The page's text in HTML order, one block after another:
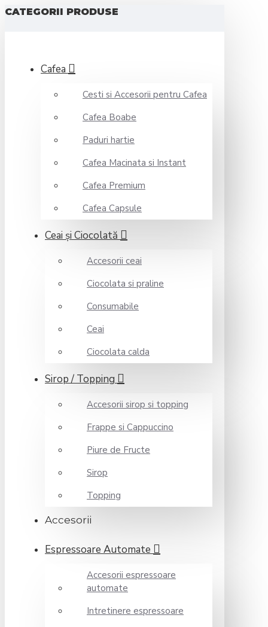
CATEGORII PRODUSE
Cafea
Cesti si Accesorii pentru Cafea
Cafea Boabe
Paduri hartie
Cafea Macinata si Instant
Cafea Premium
Cafea Capsule
Ceai şi Ciocolată
Accesorii ceai
Ciocolata si praline
Consumabile
Ceai
Ciocolata calda
Sirop / Topping
Accesorii sirop si topping
Frappe si Cappuccino
Piure de Fructe
Sirop
Topping
Accesorii
Espressoare Automate
Accesorii espressoare
automate
Intretinere espressoare